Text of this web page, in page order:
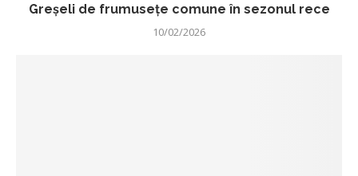
Greșeli de frumusețe comune în sezonul rece
10/02/2026